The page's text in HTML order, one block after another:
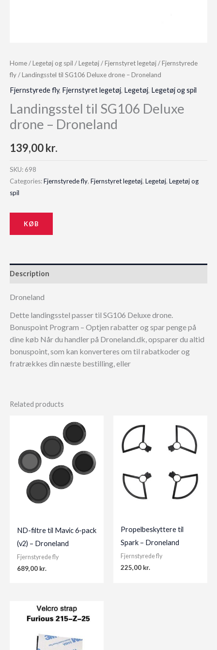
Home/Legetøj og spil /Legetøj/Fjernstyret legetøj/Fjernstyrede
fly/ Landingsstel til SG106 Deluxe drone – Droneland
Fjernstyrede fly, Fjernstyret legetøj, Legetøj, Legetøj og spil
Landingsstel til SG106 Deluxe
drone – Droneland
139,00kr.
SKU: 698
Categories:Fjernstyrede fly, Fjernstyret legetøj, Legetøj, Legetøj og
spil
KØB
Description
Droneland
Dette landingsstel passer til SG106 Deluxe drone.
Bonuspoint Program – Optjen rabatter og spar penge på
dine køb Når du handler på Droneland.dk, opsparer du altid
bonuspoint, som kan konverteres om til rabatkoder og
fratrækkes din næste bestilling, eller
Related products
ND-filtre til Mavic 6-pack
(v2) – Droneland
Fjernstyrede fly
689,00 kr.
Propelbeskyttere til
Spark – Droneland
Fjernstyrede fly
225,00 kr.